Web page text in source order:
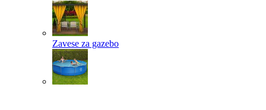
Zavese za gazebo